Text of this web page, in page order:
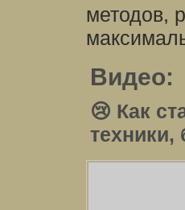
методов,
Видео:
😢 Как
техники,